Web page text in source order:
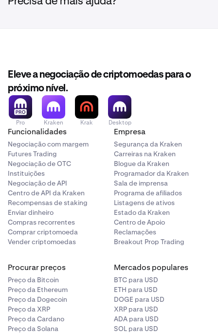
Eleve a negociação de criptomoedas para o
próximo nível.
Pro Kraken Krak Desktop
Funcionalidades
Negociação com margem
Futures Trading
Negociação de OTC
Instituições
Negociação de API
Centro de API da Kraken
Recompensas de staking
Enviar dinheiro
Compras recorrentes
Comprar criptomoeda
Vender criptomoedas
Empresa
Segurança da Kraken
Carreiras na Kraken
Blogue da Kraken
Programador da Kraken
Sala de imprensa
Programa de afiliados
Listagens de ativos
Estado da Kraken
Centro de Apoio
Reclamações
Breakout Prop Trading
Procurar preços
Preço da Bitcoin
Preço da Ethereum
Preço da Dogecoin
Preço da XRP
Preço da Cardano
Preço da Solana
Mercados populares
BTC para USD
ETH para USD
DOGE para USD
XRP para USD
ADA para USD
SOL para USD